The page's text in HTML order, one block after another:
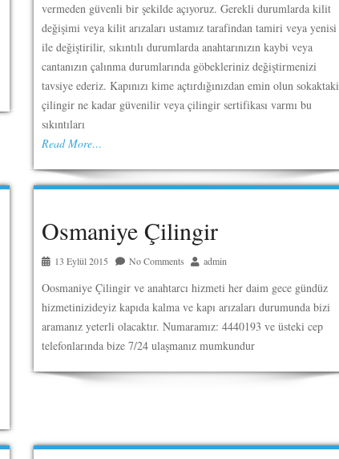
vermeden güvenli bir şekilde açıyoruz. Gerekli durumlarda kilit
değişimi veya kilit arızaları ustamız tarafindan tamiri veya yenisi
ile değiştirilir, sıkıntılı durumlarda anahtarınızın kaybi veya
cantanızın çalınma durumlarında göbekleriniz değiştirmenizi
tavsiye ederiz. Kapınızı kime açtırdığınızdan emin olun sokaktaki
çilingir ne kadar güvenilir veya çilingir sertifikası varmı bu
sıkıntıları
Read More…
Osmaniye Çilingir
13 Eylül 2015 No Comments admin
Oosmaniye Çilingir ve anahtarcı hizmeti her daim gece gündüz
hizmetinizideyiz kapıda kalma ve kapı arızaları durumunda bizi
aramanız yeterli olacaktır. Numaramız: 4440193 ve üsteki cep
telefonlarında bize 7/24 ulaşmanız mumkundur